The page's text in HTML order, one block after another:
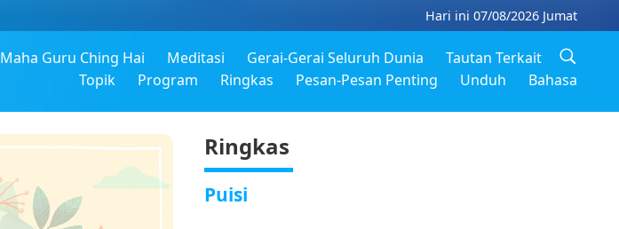
Hari ini 07/08/2026 Jumat
Maha Guru Ching Hai Meditasi Gerai-Gerai Seluruh Dunia
Tautan Terkait
Topik
Program Ringkas Pesan-Pesan Penting Unduh Bahasa
Ringkas
Puisi